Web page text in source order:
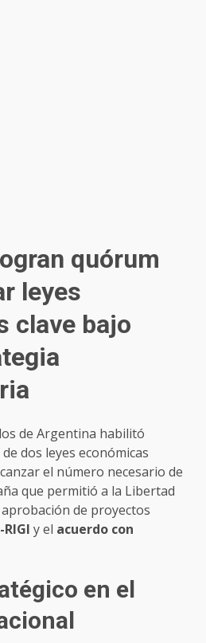
quórum
leyes
clave bajo
de Argentina habilitó
dos leyes económicas
el número necesario de
que permitió a la Libertad
de proyectos
y el acuerdo con
en el